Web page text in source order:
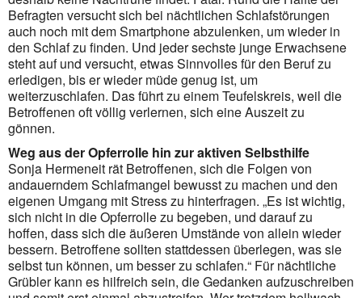
Befragten versucht sich bei nächtlichen Schlaf­störungen
auch noch mit dem Smartphone abzulenken, um wieder in
den Schlaf zu finden. Und jeder sechste junge Erwachsene
steht auf und versucht, etwas Sinnvolles für den Beruf zu
erledigen, bis er wieder müde genug ist, um
weiterzuschlafen. Das führt zu einem Teufelskreis, weil die
Betroffenen oft völlig verlernen, sich eine Auszeit zu
gönnen.
Weg aus der Opferrolle hin zur aktiven Selbsthilfe
Sonja Hermeneit rät Betroffenen, sich die Folgen von
andauerndem Schlafmangel bewusst zu machen und den
eigenen Umgang mit Stress zu hinterfragen. „Es ist wichtig,
sich nicht in die Opferrolle zu begeben, und darauf zu
hoffen, dass sich die äußeren Umstände von allein wieder
bessern. Betroffene sollten statt­dessen überlegen, was sie
selbst tun können, um besser zu schlafen.“ Für nächtliche
Grübler kann es hilfreich sein, die Gedanken aufzuschreiben